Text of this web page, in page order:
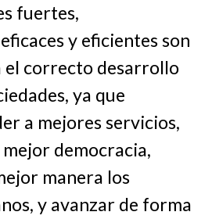
fuertes,
y eficientes son
el correcto desarrollo
ya que
a mejores servicios,
democracia,
manera los
y avanzar de forma